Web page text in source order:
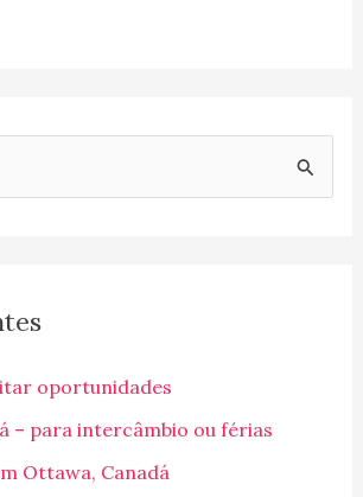
oportunidades
– para intercâmbio ou férias
Ottawa, Canadá